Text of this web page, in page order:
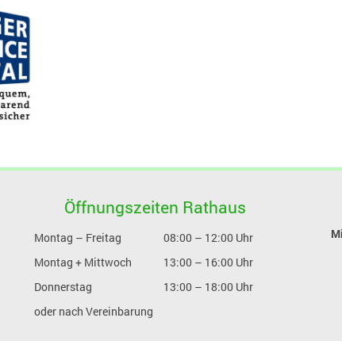
Öffnungszeiten Rathaus
Montag – Freitag
08:00 – 12:00 Uhr
Montag + Mittwoch
13:00 – 16:00 Uhr
Donnerstag
13:00 – 18:00 Uhr
oder nach Vereinbarung